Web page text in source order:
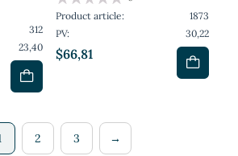
312
23,40 $66,81
Product article:
1873
PV:
30,22
2 3 →